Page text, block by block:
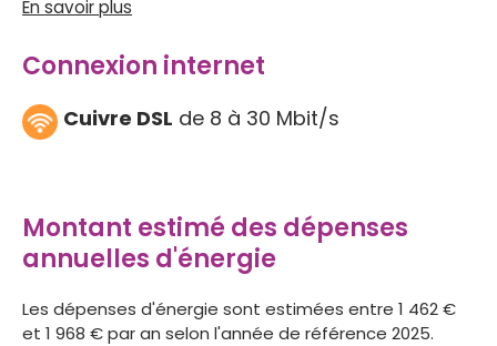
En savoir plus
Connexion internet
Cuivre DSL de 8 à 30 Mbit/s
Montant estimé des dépenses
annuelles d'énergie
Les dépenses d'énergie sont estimées entre 1 462 €
et 1 968 € par an selon l'année de référence 2025.